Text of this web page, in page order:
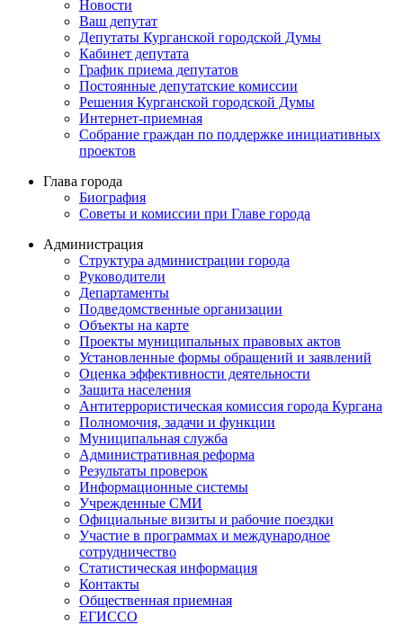
Новости
Ваш депутат
Депутаты Курганской городской Думы
Кабинет депутата
График приема депутатов
Постоянные депутатские комиссии
Решения Курганской городской Думы
Интернет-приемная
Собрание граждан по поддержке инициативных
проектов
Глава города
Биография
Советы и комиссии при Главе города
Администрация
Структура администрации города
Руководители
Департаменты
Подведомственные организации
Объекты на карте
Проекты муниципальных правовых актов
Установленные формы обращений и заявлений
Оценка эффективности деятельности
Защита населения
Антитеррористическая комиссия города Кургана
Полномочия, задачи и функции
Муниципальная служба
Административная реформа
Результаты проверок
Информационные системы
Учрежденные СМИ
Официальные визиты и рабочие поездки
Участие в программах и международное
сотрудничество
Статистическая информация
Контакты
Общественная приемная
ЕГИССО